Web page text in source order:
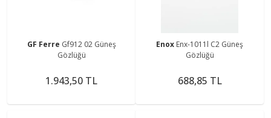
GF Ferre Gf912 02 Güneş
Gözlüğü
1.943,50 TL
Enox Enx-1011l C2 Güneş
Gözlüğü
688,85 TL